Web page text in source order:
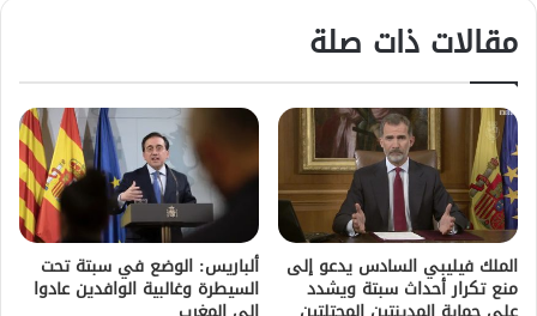
مقالات ذات صلة
الملك فيليبي السادس يدعو إلى
منع تكرار أحداث سبتة ويشدد
ألباريس: الوضع في سبتة تحت
السيطرة وغالبية الوافدين عادوا